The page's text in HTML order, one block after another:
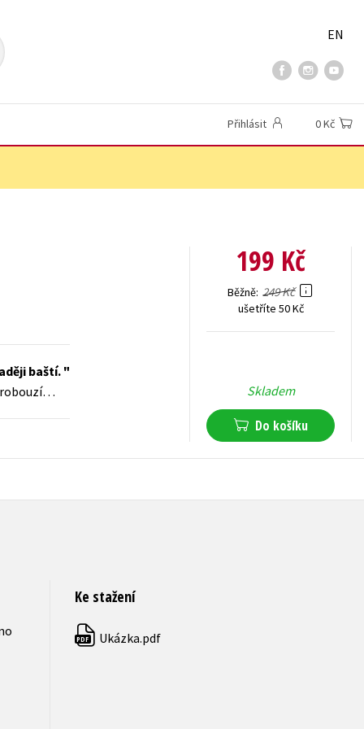
EN
Přihlásit 0 Kč
baští.
199 Kč
Běžně 249 Kč
ušetříte 50 Kč
Skladem
Do košíku
Ke stažení
PDF Ukázka.pdf